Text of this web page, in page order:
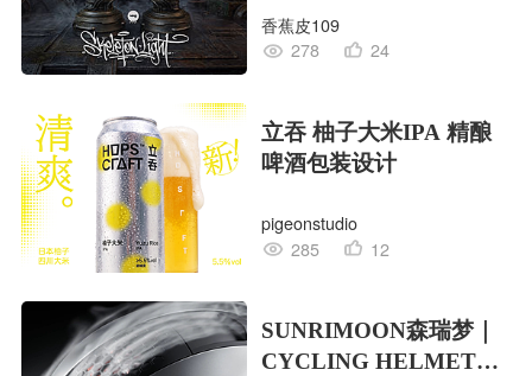
香蕉皮109
278
24
立吞 柚子大米IPA 精酿
啤酒包装设计
pigeonstudio
285
12
SUNRIMOON森瑞梦｜
CYCLING HELMET